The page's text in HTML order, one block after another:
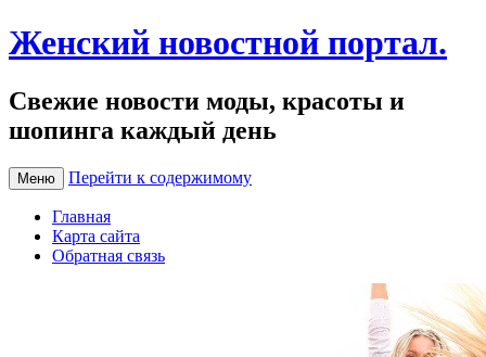
Женский новостной портал.
Свежие новости моды, красоты и
шопинга каждый день
Меню Перейти к содержимому
Главная
Карта сайта
Обратная связь